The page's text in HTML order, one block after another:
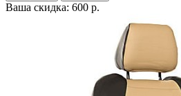
Ваша скидка: 600 р.